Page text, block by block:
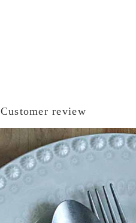
Customer review